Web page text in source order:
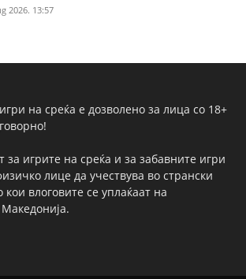
2026. 13:57
на среќа е дозволено за лица со 18+
за игрите на среќа и за забавните игри
лице да учествува во странски
кои влоговите се уплаќаат на